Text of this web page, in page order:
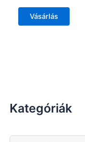
Kategóriák
Vásárlás